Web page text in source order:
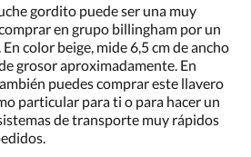
gordito puede ser una muy
en grupo billingham por un
color beige, mide 6,5 cm de ancho
grosor aproximadamente. En
puedes comprar este llavero
particular para ti o para hacer un
de transporte muy rápidos